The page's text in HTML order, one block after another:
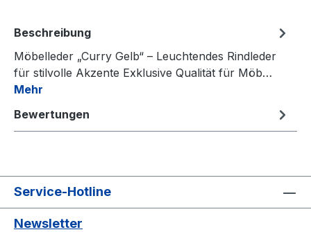
Beschreibung
Möbelleder „Curry Gelb“ – Leuchtendes Rindleder
für stilvolle Akzente Exklusive Qualität für Möb…
Mehr
Bewertungen
Service-Hotline
Newsletter